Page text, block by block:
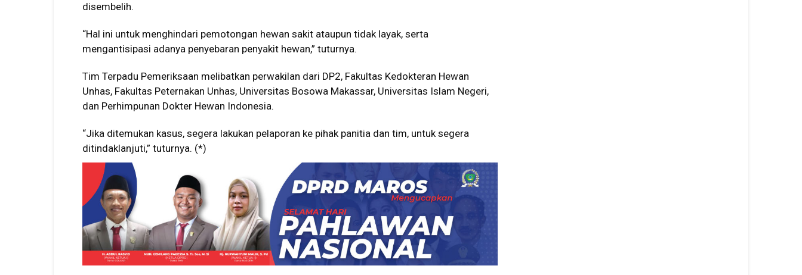
disembelih.
“Hal ini untuk menghindari pemotongan hewan sakit ataupun tidak layak, serta
mengantisipasi adanya penyebaran penyakit hewan,” tuturnya.
Tim Terpadu Pemeriksaan melibatkan perwakilan dari DP2, Fakultas Kedokteran Hewan
Unhas, Fakultas Peternakan Unhas, Universitas Bosowa Makassar, Universitas Islam Negeri,
dan Perhimpunan Dokter Hewan Indonesia.
“Jika ditemukan kasus, segera lakukan pelaporan ke pihak panitia dan tim, untuk segera
ditindaklanjuti,” tuturnya. (*)